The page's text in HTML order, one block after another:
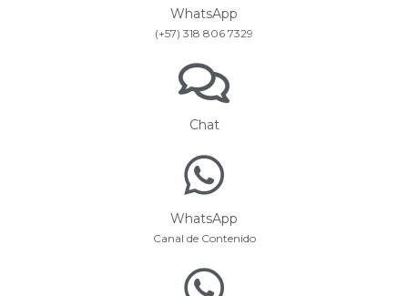
WhatsApp
(+57) 318 806 7329
Chat
WhatsApp
Canal de Contenido